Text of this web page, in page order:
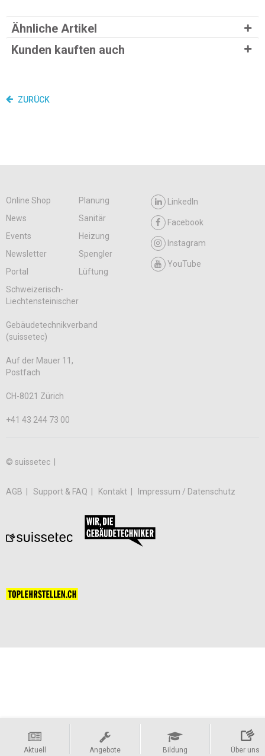
Ähnliche Artikel
Kunden kauften auch
ZURÜCK
Online Shop
Planung
News
Sanitär
Events
Heizung
Newsletter
Spengler
Portal
Lüftung
LinkedIn
Facebook
Instagram
YouTube
Schweizerisch-
Liechtensteinischer
Gebäudetechnikverband
(suissetec)
Auf der Mauer 11,
Postfach
CH-8021 Zürich
+41 43 244 73 00
© suissetec |
AGB Support & FAQ Kontakt Impressum / Datenschutz
Aktuell Angebote Bildung Über uns